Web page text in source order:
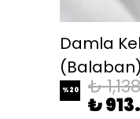
Damla
(Balaban)
%20 ₺
₺